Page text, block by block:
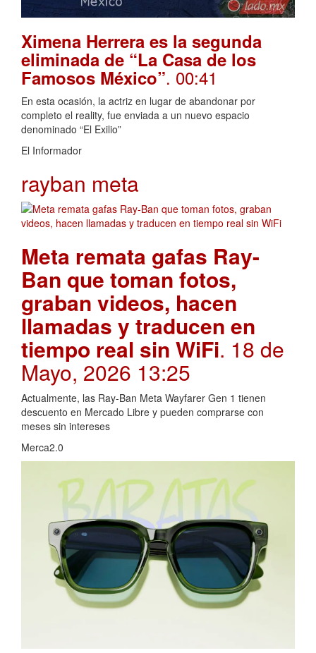
Ximena Herrera es la segunda
eliminada de “La Casa de los
Famosos México”. 00:41
En esta ocasión, la actriz en lugar de abandonar por
completo el reality, fue enviada a un nuevo espacio
denominado “El Exilio”
El Informador
rayban meta
Meta remata gafas Ray-
Ban que toman fotos,
graban videos, hacen
llamadas y traducen en
tiempo real sin WiFi. 18 de
Mayo, 2026 13:25
Actualmente, las Ray-Ban Meta Wayfarer Gen 1 tienen
descuento en Mercado Libre y pueden comprarse con
meses sin intereses
Merca2.0